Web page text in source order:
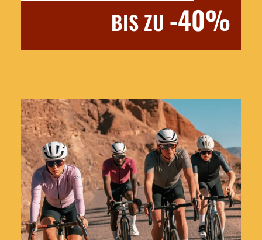
BIS ZU -40%
Jetzt entdecken